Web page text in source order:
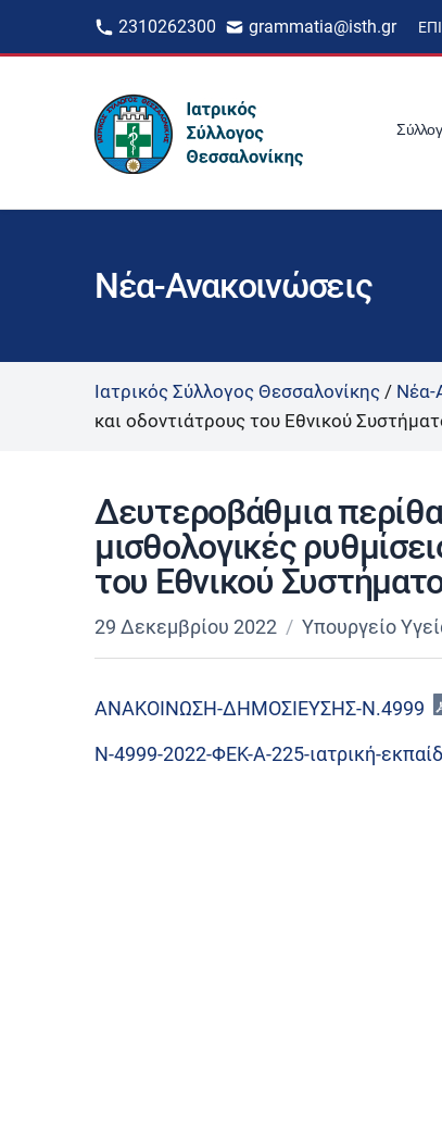
2310262300 grammatia@isth.gr
Νέα-Ανακοινώσεις
Ιατρικός Σύλλογος Θεσσαλονίκης / Νέα-
και οδοντιάτρους του Εθνικού
Δευτεροβάθμια
μισθολογικές
του Εθνικού
29 Δεκεμβρίου 2022 Υπουργείο
ΑΝΑΚΟΙΝΩΣΗ-ΔΗΜΟΣΙΕΥΣΗΣ-Ν.4999
Ν-4999-2022-ΦΕΚ-A-225-ιατρική-